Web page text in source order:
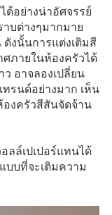
ด้อย่างน่าอัศจรรย์
บต่างๆมากมาย
ดังนั้นการแต่งเติมสี
ศภายในห้องครัวได้
อาจลองเปลี่ยน
ทรนด์อย่างมาก เห็น
องครัวสีสันจัดจ้าน
ลล์เปเปอร์แทนได้
บบที่จะเติมความ